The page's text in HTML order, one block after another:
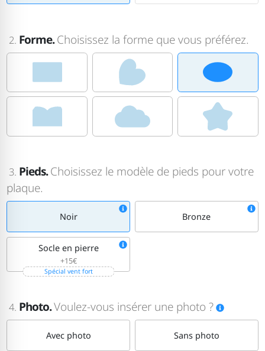
2. Forme.Choisissez la forme que vous préférez.
3. Pieds.Choisissez le modèle de pieds pour votre
plaque.
Noir Bronze
Socle en pierre
+15€
Spécial vent fort
4. Photo.Voulez-vous insérer une photo ?
Avec photo Sans photo